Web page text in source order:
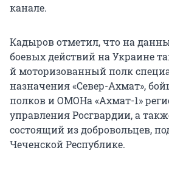
канале.
Кадыров отметил, что на
боевых действий на Украине
й моторизованный полк
назначения «Север-Ахмат»,
полков и ОМОНа «Ахмат-1»
управления Росгвардии, а
состоящий из добровольцев,
Чеченской Республике.